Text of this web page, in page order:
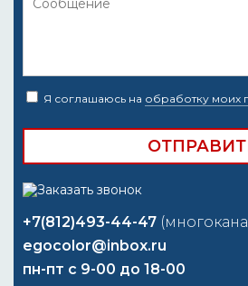
Я соглашаюсь на обработку моих
+7(812)493-44-47
egocolor@inbox.ru
пн-пт с 9-00 до 18-00